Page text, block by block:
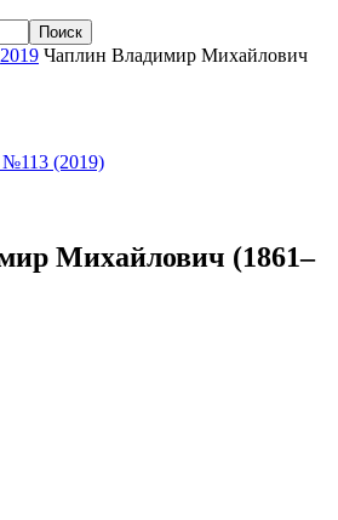
2019 Чаплин Владимир Михайлович
(2019)
Михайлович (1861–